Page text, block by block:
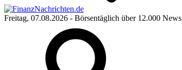
Freitag, 07.08.2026 - Börsentäglich über 12.000 News